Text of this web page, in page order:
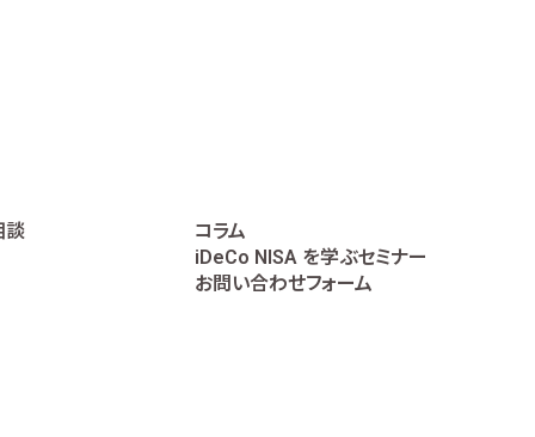
談
コラム
iDeCo NISA を学ぶセミナー
お問い合わせフォーム